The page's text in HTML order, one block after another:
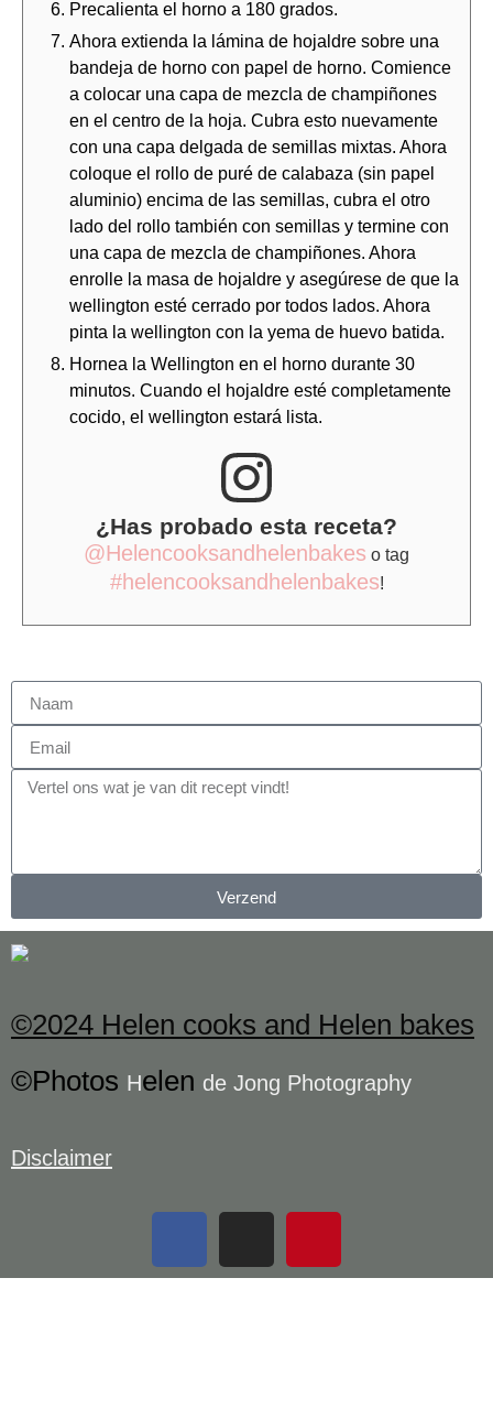
Precalienta el horno a 180 grados.
Ahora extienda la lámina de hojaldre sobre una
bandeja de horno con papel de horno. Comience
a colocar una capa de mezcla de champiñones
en el centro de la hoja. Cubra esto nuevamente
con una capa delgada de semillas mixtas. Ahora
coloque el rollo de puré de calabaza (sin papel
aluminio) encima de las semillas, cubra el otro
lado del rollo también con semillas y termine con
una capa de mezcla de champiñones. Ahora
enrolle la masa de hojaldre y asegúrese de que la
wellington esté cerrado por todos lados. Ahora
pinta la wellington con la yema de huevo batida.
Hornea la Wellington en el horno durante 30
minutos. Cuando el hojaldre esté completamente
cocido, el wellington estará lista.
¿Has probado esta receta?
@Helencooksandhelenbakes o tag
#helencooksandhelenbakes!
Verzend
©2024 Helen cooks and Helen bakes
©Photos Helen de Jong Photography
Disclaimer